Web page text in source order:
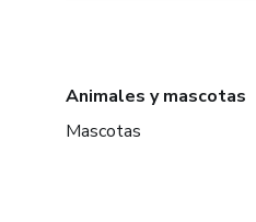
Animales y mascotas
Mascotas